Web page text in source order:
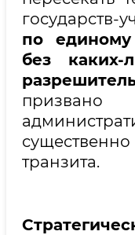
государств-
по
без каких-
транзита.